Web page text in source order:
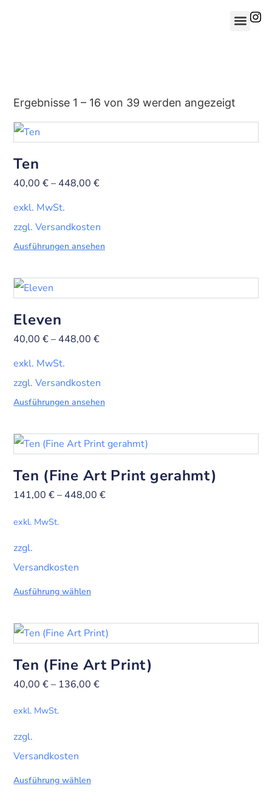
Ergebnisse 1 – 16 von 39 werden angezeigt
Ten
40,00€– 448,00€
exkl. MwSt.
zzgl. Versandkosten
Ausführungen ansehen
Eleven
40,00€– 448,00€
exkl. MwSt.
zzgl. Versandkosten
Ausführungen ansehen
Ten (Fine Art Print gerahmt)
141,00€– 448,00€
exkl. MwSt.
zzgl.
Versandkosten
Ausführung wählen
Ten (Fine Art Print)
40,00€– 136,00€
exkl. MwSt.
zzgl.
Versandkosten
Ausführung wählen